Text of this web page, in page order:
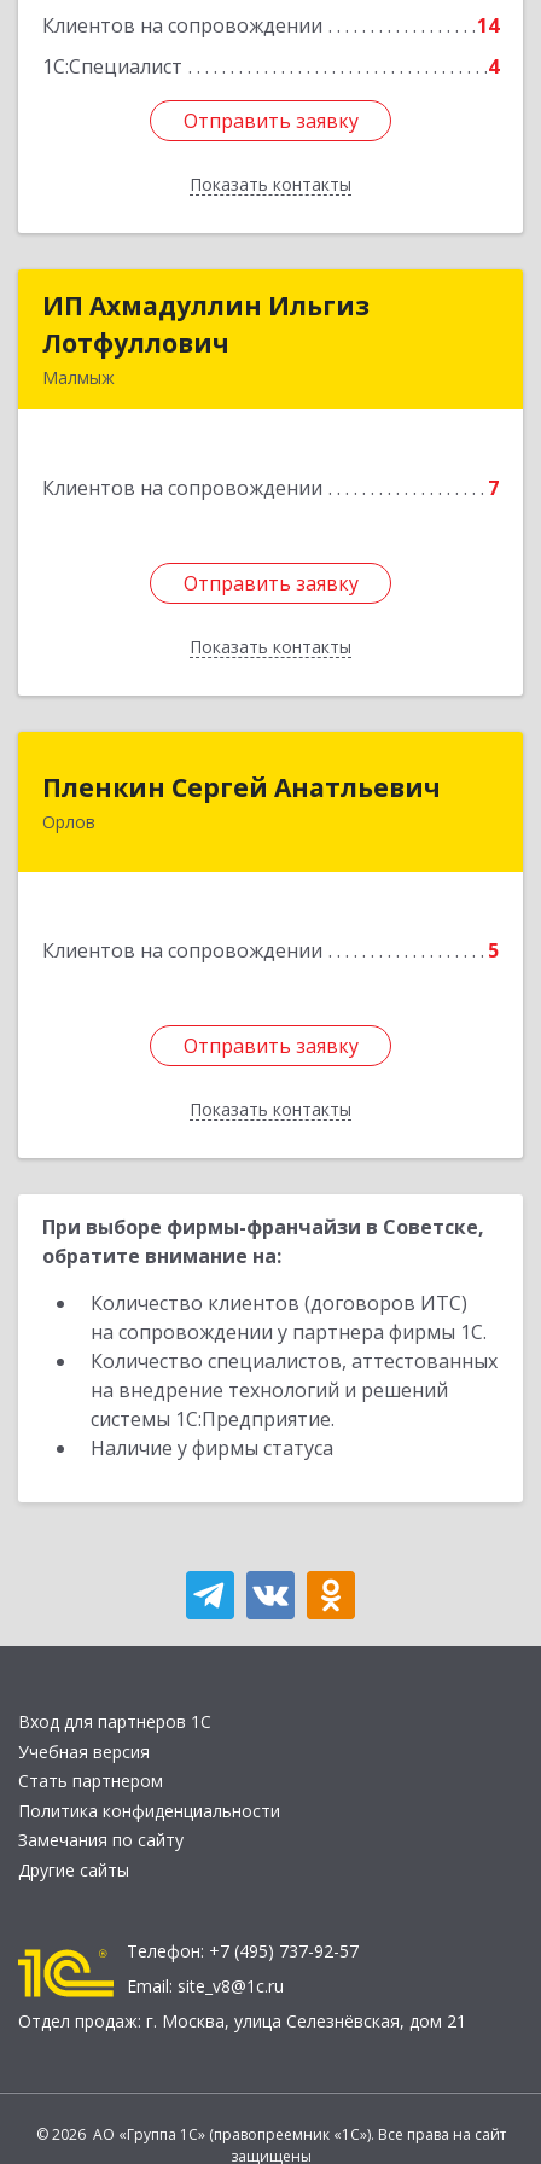
Клиентов на сопровождении
14
1С:Специалист
4
Отправить заявку
Показать контакты
Подробнее
Отправить заявку
Назад
ИП Ахмадуллин Ильгиз
Лотфуллович
Малмыж
Клиентов на сопровождении 7
Отправить заявку
Показать контакты
ИП Ахмадуллин Ильгиз
Подробнее
Отправить заявку
Назад
Пленкин Сергей Анатльевич
Орлов
Клиентов на сопровождении 5
Отправить заявку
Показать контакты
Пленкин Сергей Анатльевич
Отправить заявку
Назад
При выборе фирмы-франчайзи в Советске,
обратите внимание на:
Количество клиентов (договоров ИТС)
на сопровождении у партнера фирмы 1С.
Количество специалистов, аттестованных
на внедрение технологий и решений
системы 1С:Предприятие.
Наличие у фирмы статуса
Вход для партнеров 1С
Учебная версия
Стать партнером
Политика конфиденциальности
Замечания по сайту
Другие сайты
Телефон: +7 (495) 737-92-57
Email: site_v8@1c.ru
Отдел продаж: г. Москва, улица Селезнёвская, дом 21
© 2026 АО «Группа 1С» (правопреемник «1С»). Все права на сайт
защищены